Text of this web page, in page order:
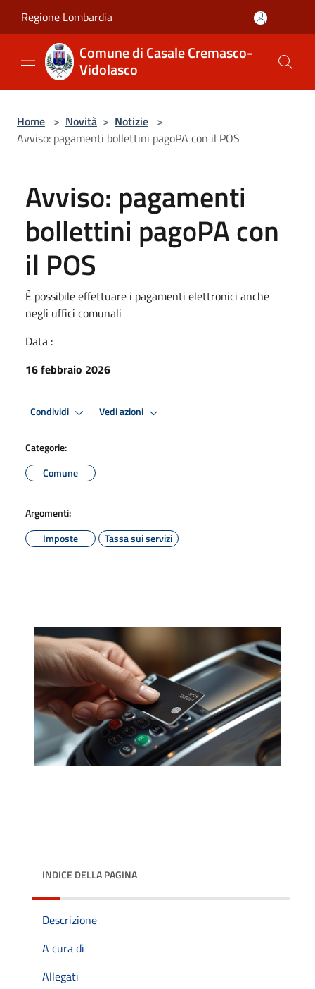
Regione Lombardia
Comune di Casale Cremasco-
Vidolasco
Home > Novità > Notizie >
Avviso: pagamenti bollettini pagoPA con il POS
Avviso: pagamenti
bollettini pagoPA con
il POS
È possibile effettuare i pagamenti elettronici anche
negli uffici comunali
Data :
16 febbraio 2026
Condividi Vedi azioni
Categorie:
Comune
Argomenti:
Imposte
Tassa sui servizi
INDICE DELLA PAGINA
Descrizione
A cura di
Allegati